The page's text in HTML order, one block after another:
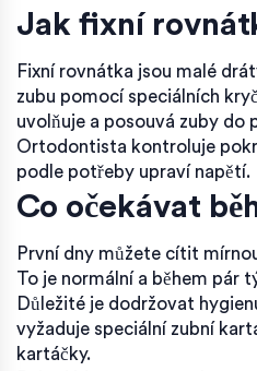
Jak fixní
Fixní rovnátka jsou malé
zubu pomocí speciálních
uvolňuje a posouvá zuby do
Ortodontista kontroluje
podle potřeby upraví napětí.
Co očekávat
První dny můžete cítit
To je normální a během pár
Důležité je dodržovat
vyžaduje speciální zubní
kartáčky.